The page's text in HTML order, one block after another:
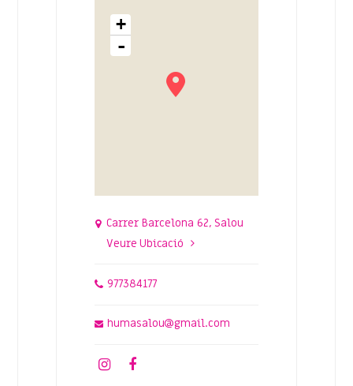
+
-
Carrer Barcelona 62, Salou
Veure Ubicació
977384177
humasalou@gmail.com